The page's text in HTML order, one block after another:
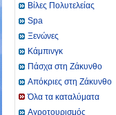
Βίλες Πολυτελείας
Spa
Ξενώνες
Κάμπινγκ
Πάσχα στη Ζάκυνθο
Απόκριες στη Ζάκυνθο
Όλα τα καταλύματα
Αγροτουρισμός